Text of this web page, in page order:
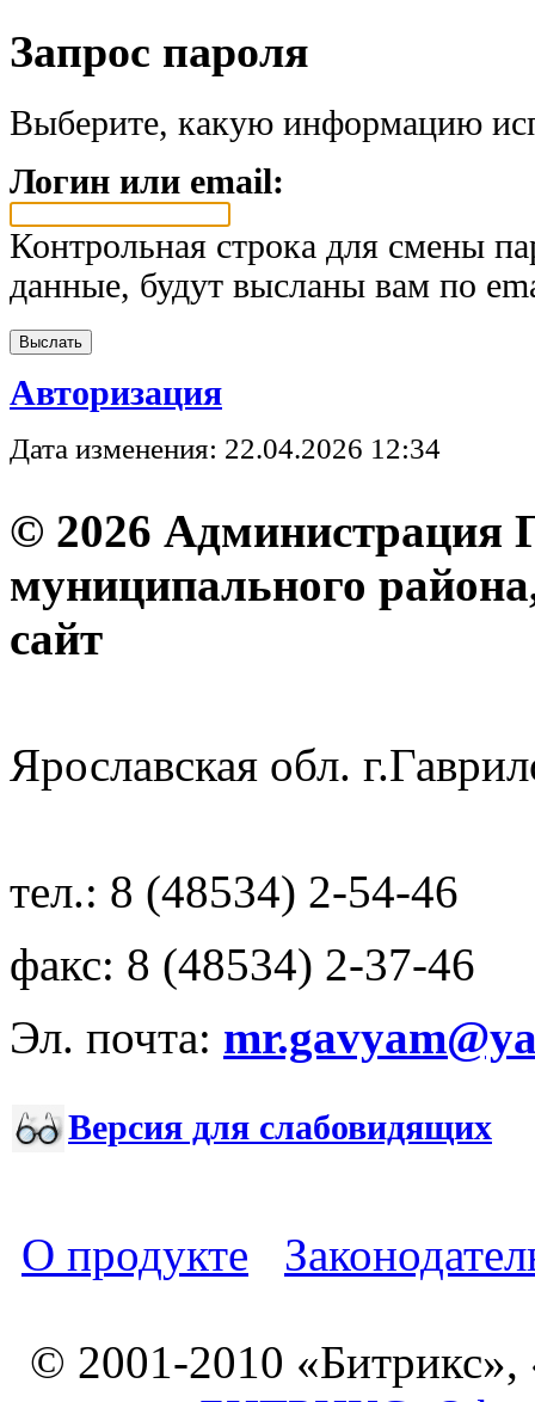
Запрос пароля
Выберите, какую информацию
Логин или email:
Контрольная строка для смены
данные, будут высланы вам по
Авторизация
Дата изменения: 22.04.2026 12:34
© 2026 Администрация
муниципального
Ярославская обл.
тел.: 8 (48534) 2-54-46
факс: 8 (48534) 2-37-46
Эл. почта:
Версия для слабовидящих
О продукте
© 2001-2010 «Битрикс»,